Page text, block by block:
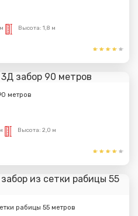
Высота: 1,8 м
метров
Высота: 2,0 м
рабицы 55 метров